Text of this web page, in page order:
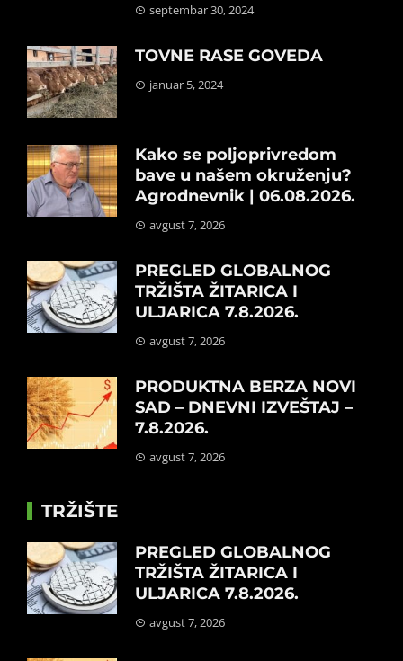
septembar 30, 2024
TOVNE RASE GOVEDA
januar 5, 2024
Kako se poljoprivredom
bave u našem okruženju?
Agrodnevnik | 06.08.2026.
avgust 7, 2026
PREGLED GLOBALNOG
TRŽIŠTA ŽITARICA I
ULJARICA 7.8.2026.
avgust 7, 2026
PRODUKTNA BERZA NOVI
SAD – DNEVNI IZVEŠTAJ –
7.8.2026.
avgust 7, 2026
TRŽIŠTE
PREGLED GLOBALNOG
TRŽIŠTA ŽITARICA I
ULJARICA 7.8.2026.
avgust 7, 2026